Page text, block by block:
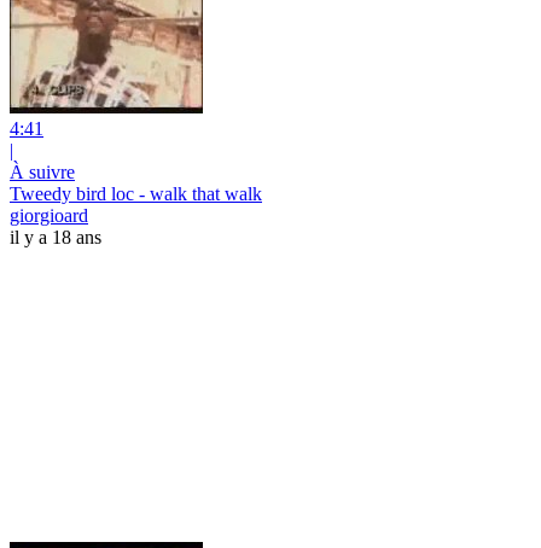
4:41
|
À suivre
Tweedy bird loc - walk that walk
giorgioard
il y a 18 ans